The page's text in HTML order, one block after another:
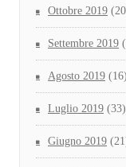
Ottobre 2019
Settembre 2019
Agosto 2019 (16)
Luglio 2019 (33)
Giugno 2019